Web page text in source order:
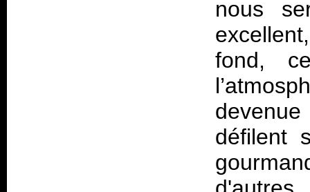
nous
fond,
défilent